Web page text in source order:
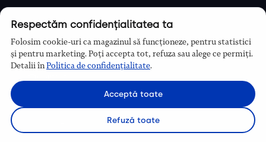
Sector 6, București, România
Program
Luni–Vineri, 9:00 – 16:00
Respectăm confidențialitatea ta
Folosim cookie-uri ca magazinul să funcționeze, pentru statistici
și pentru marketing. Poți accepta tot, refuza sau alege ce permiți.
Detalii înPolitica de confidențialitate.
Acceptă toate
Refuză toate